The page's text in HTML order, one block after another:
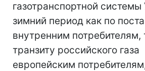
газотранспортной
зимний период как по
внутренним потребителям,
транзиту российского газа
европейским